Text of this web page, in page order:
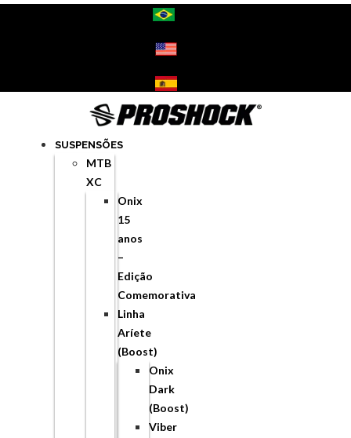
SUSPENSÕES
MTB
XC
Onix
15
anos
–
Edição
Comemorativa
Linha
Aríete
(Boost)
Onix
Dark
(Boost)
Viber